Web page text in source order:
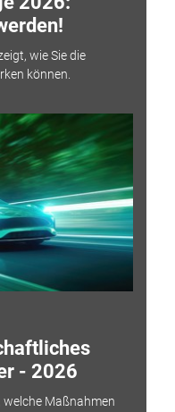
wie Sie die
können.
- 2026
welche Maßnahmen